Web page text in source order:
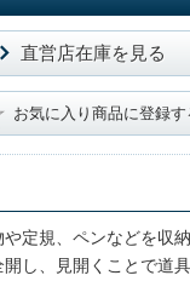
直営店在庫を見る
お気に入り商品に登録す
定規、ペンなどを収
し、見開くことで道